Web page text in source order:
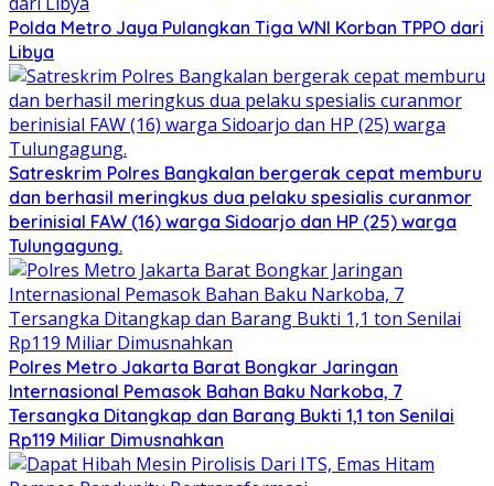
Polda Metro Jaya Pulangkan Tiga WNI Korban TPPO dari
Libya
Satreskrim Polres Bangkalan bergerak cepat memburu
dan berhasil meringkus dua pelaku spesialis curanmor
berinisial FAW (16) warga Sidoarjo dan HP (25) warga
Tulungagung.
Polres Metro Jakarta Barat Bongkar Jaringan
Internasional Pemasok Bahan Baku Narkoba, 7
Tersangka Ditangkap dan Barang Bukti 1,1 ton Senilai
Rp119 Miliar Dimusnahkan